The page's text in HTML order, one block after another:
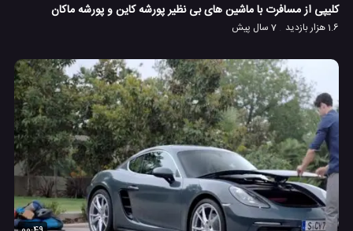
کلیپی از مسافرت با ماشین های بی نظیر پورشه کاین و پورشه ماکان
1.6 هزار بازدید 7 سال پیش